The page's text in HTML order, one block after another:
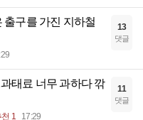
출구를 가진 지하철
13
댓글
태료 너무 과하다 깎
1 17:29
11
댓글